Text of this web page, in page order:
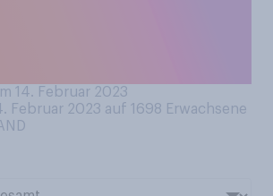
14. Februar 2023
Februar 2023 auf 1698 Erwachsene